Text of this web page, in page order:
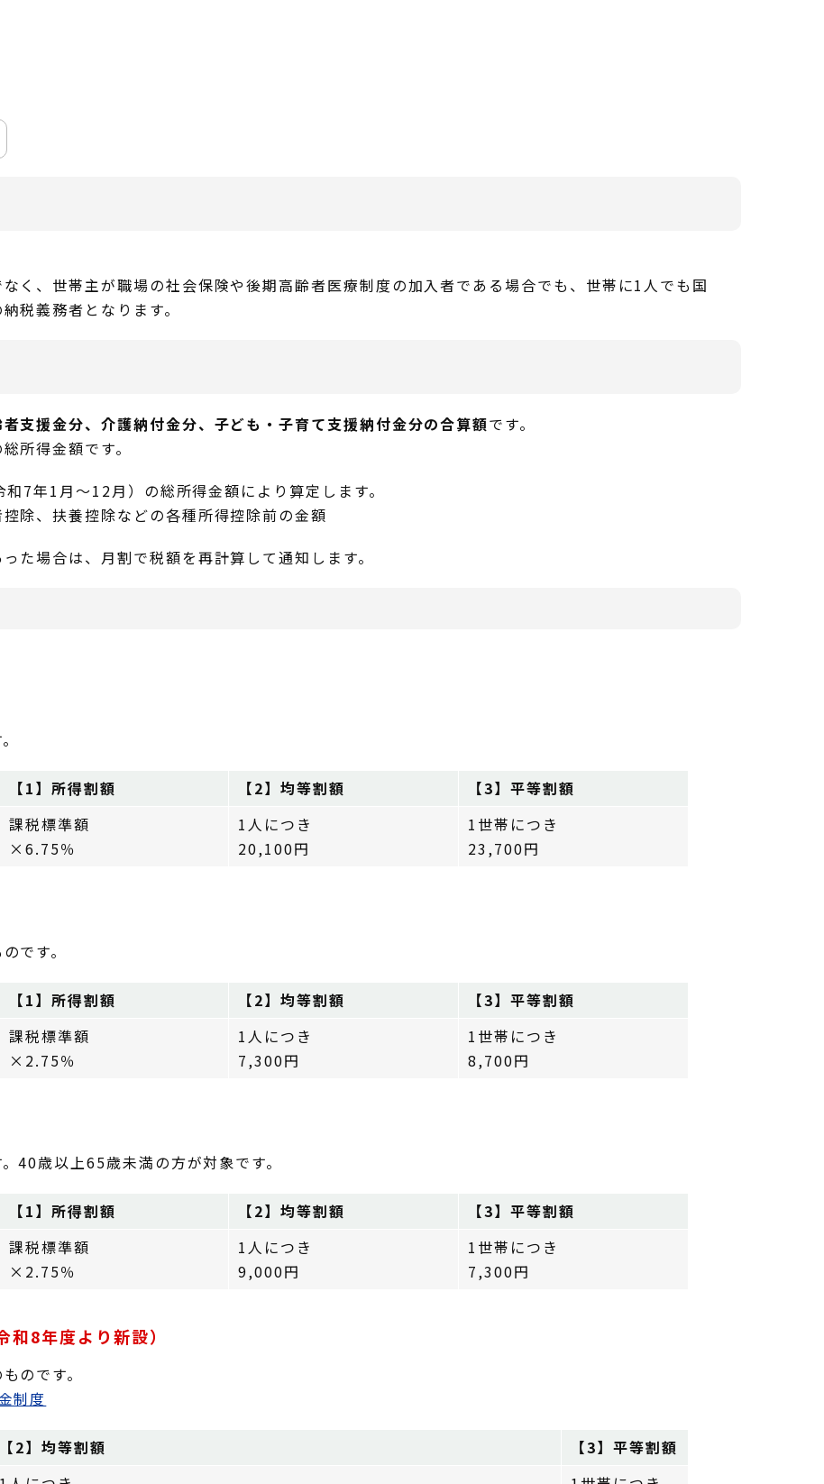
く、世帯主が職場の社会保険や後期高齢者医療制度の加入者である場合でも、世帯に1人でも国
税義務者となります。
支援金分、介護納付金分、子ども・子育て支援納付金分の合算額です。
所得金額です。
7年1月～12月）の総所得金額により算定します。
除、扶養控除などの各種所得控除前の金額
た場合は、月割で税額を再計算して通知します。
【1】所得割額 【2】均等割額
【3】平等割額
課税標準額
×6.75％
1人につき
20,100円
1世帯につき
23,700円
です。
【1】所得割額 【2】均等割額
【3】平等割額
課税標準額
×2.75％
1人につき
7,300円
1世帯につき
8,700円
40歳以上65歳未満の方が対象です。
【1】所得割額 【2】均等割額
【3】平等割額
課税標準額
×2.75％
1人につき
9,000円
1世帯につき
7,300円
和8年度より新設）
のです。
制度
【2】均等割額
【3】平等割額